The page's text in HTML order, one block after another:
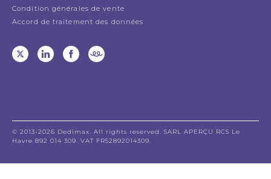
Condition générales de vente
Accord de traitement des données
© 2013-2026 Dedimax. All rights reserved. SARL APERÇU RCS Le
Havre 892 014 309. VAT FR52892014309.